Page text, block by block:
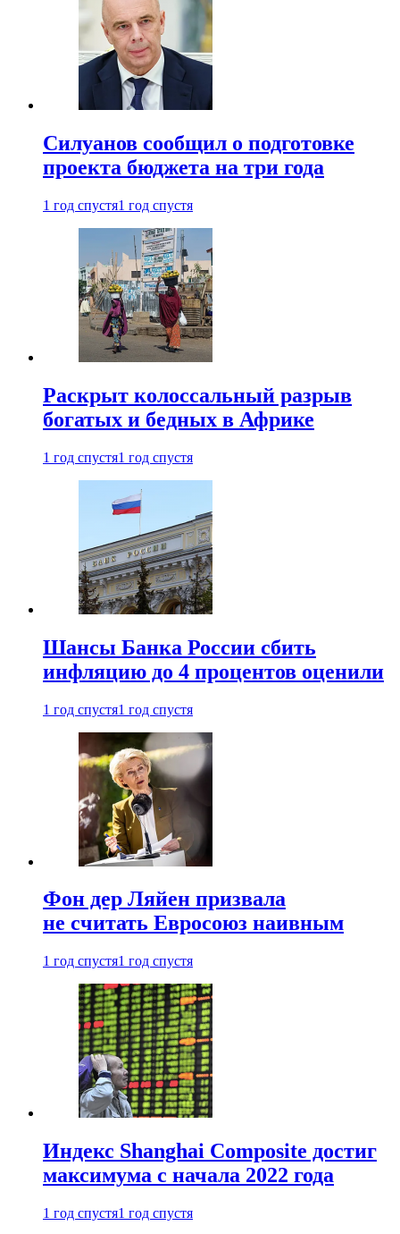
Силуанов сообщил о подготовке
проекта бюджета на три года
1 год спустя1 год спустя
Раскрыт колоссальный разрыв
богатых и бедных в Африке
1 год спустя1 год спустя
Шансы Банка России сбить
инфляцию до 4 процентов оценили
1 год спустя1 год спустя
Фон дер Ляйен призвала
не считать Евросоюз наивным
1 год спустя1 год спустя
Индекс Shanghai Composite достиг
максимума с начала 2022 года
1 год спустя1 год спустя